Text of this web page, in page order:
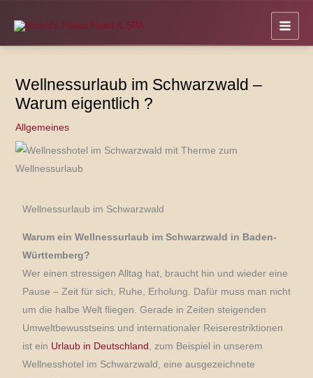
Inhalt
springen
Wellnessurlaub im Schwarzwald –
Warum eigentlich ?
Allgemeines
Wellnessurlaub im Schwarzwald
Warum ein Wellnessurlaub im Schwarzwald in Baden-
Württemberg?
Wer einen stressigen Alltag hat, braucht hin und wieder eine
Pause – Zeit für sich, Ruhe, Erholung. Dafür muss man nicht
um die halbe Welt fliegen. Gerade in Zeiten steigenden
Umweltbewusstseins und internationaler Reiserestriktionen
ist ein Urlaub in Deutschland , zum Beispiel in unserem
Wellnesshotel im Schwarzwald, eine ausgezeichnete